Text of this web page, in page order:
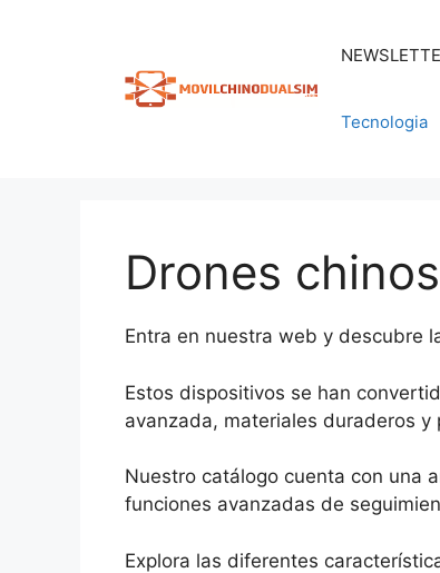
Tecnologia
Drones chinos
Entra en nuestra web y descubre
Estos dispositivos se han
avanzada, materiales duraderos y
Nuestro catálogo cuenta con una
funciones avanzadas de
Explora las diferentes